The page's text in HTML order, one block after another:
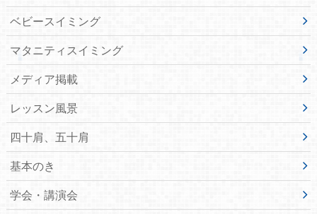
ベビースイミング
マタニティスイミング
メディア掲載
レッスン風景
四十肩、五十肩
基本のき
学会・講演会